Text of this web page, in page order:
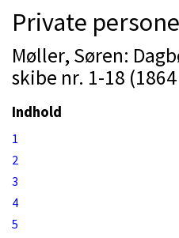
Private
Møller, Søren:
skibe nr. 1-18
Indhold
1
2
3
4
5